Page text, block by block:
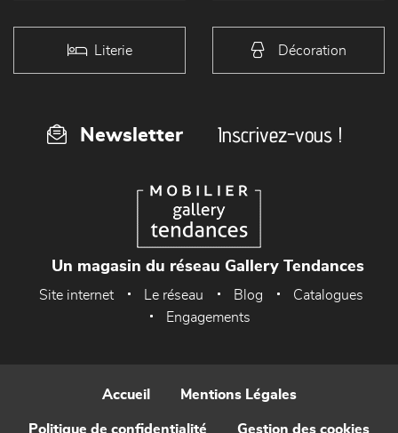
Literie Décoration
Newsletter Inscrivez-vous !
Un magasin du réseau Gallery Tendances
Site internet Le réseau Blog
Catalogues
Engagements
Accueil Mentions Légales
Politique de confidentialité Gestion des cookies